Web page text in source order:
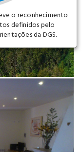
o reconhecimento
definidos pelo
da DGS.